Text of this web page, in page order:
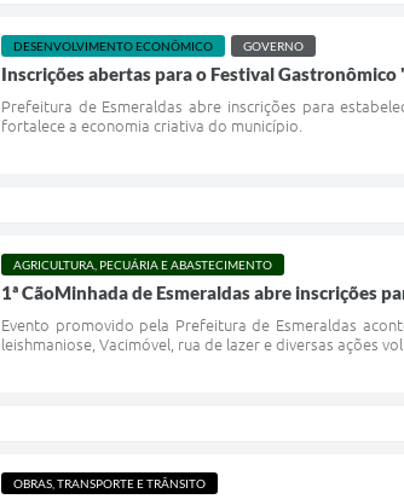
DESENVOLVIMENTO ECONÔMICO GOVERNO
Inscrições abertas para o Festival Gastronômico
Prefeitura de Esmeraldas abre inscrições para
fortalece a economia criativa do município.
AGRICULTURA, PECUÁRIA E ABASTECIMENTO
1ª CãoMinhada de Esmeraldas abre inscrições
Evento promovido pela Prefeitura de Esmeraldas
leishmaniose, Vacimóvel, rua de lazer e diversas ações
OBRAS, TRANSPORTE E TRÂNSITO